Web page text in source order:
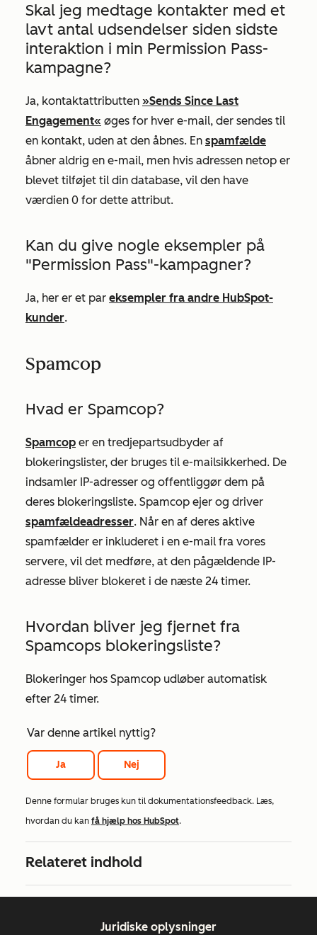
Skal jeg medtage kontakter med et
lavt antal udsendelser siden sidste
interaktion i min Permission Pass-
kampagne?
Ja, kontaktattributten »Sends Since Last
Engagement« øges for hver e-mail, der sendes til
en kontakt, uden at den åbnes. En spamfælde
åbner aldrig en e-mail, men hvis adressen netop er
blevet tilføjet til din database, vil den have
værdien 0 for dette attribut.
Kan du give nogle eksempler på
"Permission Pass"-kampagner?
Ja, her er et par eksempler fra andre HubSpot-
kunder.
Spamcop
Hvad er Spamcop?
Spamcop er en tredjepartsudbyder af
blokeringslister, der bruges til e-mailsikkerhed. De
indsamler IP-adresser og offentliggør dem på
deres blokeringsliste. Spamcop ejer og driver
spamfældeadresser. Når en af deres aktive
spamfælder er inkluderet i en e-mail fra vores
servere, vil det medføre, at den pågældende IP-
adresse bliver blokeret i de næste 24 timer.
Hvordan bliver jeg fjernet fra
Spamcops blokeringsliste?
Blokeringer hos Spamcop udløber automatisk
efter 24 timer.
Var denne artikel nyttig?
Ja Nej
Denne formular bruges kun til dokumentationsfeedback. Læs,
hvordan du kan få hjælp hos HubSpot.
Relateret indhold
Juridiske oplysninger